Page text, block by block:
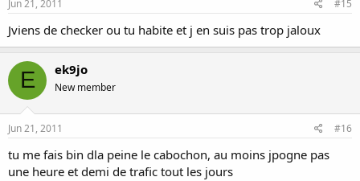
Jun 21, 2011 #15
Jviens de checker ou tu habite et j en suis pas trop jaloux
E ek9jo
New member
Jun 21, 2011 #16
tu me fais bin dla peine le cabochon, au moins jpogne pas
une heure et demi de trafic tout les jours